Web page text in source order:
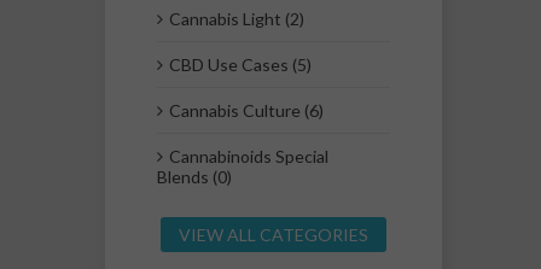
Cannabis Light (2)
CBD Use Cases (5)
Cannabis Culture (6)
Cannabinoids Special
Blends (0)
VIEW ALL CATEGORIES